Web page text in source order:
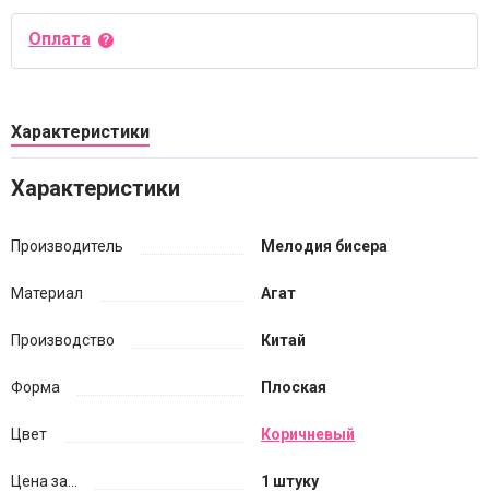
Оплата
Характеристики
Характеристики
Производитель Мелодия бисера
Материал Агат
Производство Китай
Форма Плоская
Цвет Коричневый
Цена за... 1 штуку